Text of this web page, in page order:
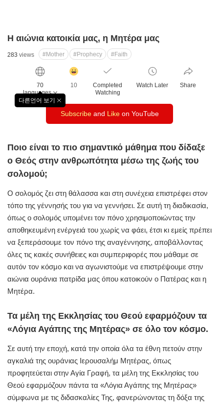
Η αιώνια κατοικία μας, η Μητέρα μας
283 views #Mother #Prophecy #Faith
70
languages
다른언어 보기
창
닫
기
수
10
Completed
Watching
Watch Later Share
Subscribeand Likeon YouTube
Ποιο είναι το πιο σημαντικό μάθημα που δίδαξε
ο Θεός στην ανθρωπότητα μέσω της ζωής του
σολομού;
Ο σολομός ζει στη θάλασσα και στη συνέχεια επιστρέφει στον
τόπο της γέννησής του για να γεννήσει. Σε αυτή τη διαδικασία,
όπως ο σολομός υπομένει τον πόνο χρησιμοποιώντας την
αποθηκευμένη ενέργειά του χωρίς να φάει, έτσι κι εμείς πρέπει
να ξεπεράσουμε τον πόνο της αναγέννησης, αποβάλλοντας
όλες τις κακές συνήθειες και συμπεριφορές που μάθαμε σε
αυτόν τον κόσμο και να αγωνιστούμε να επιστρέψουμε στην
αιώνια ουράνια πατρίδα μας όπου κατοικούν ο Πατέρας και η
Μητέρα.
Τα μέλη της Εκκλησίας του Θεού εφαρμόζουν τα
«Λόγια Αγάπης της Μητέρας» σε όλο τον κόσμο.
Σε αυτή την εποχή, κατά την οποία όλα τα έθνη πετούν στην
αγκαλιά της ουράνιας Ιερουσαλήμ Μητέρας, όπως
προφητεύεται στην Αγία Γραφή, τα μέλη της Εκκλησίας του
Θεού εφαρμόζουν πάντα τα «Λόγια Αγάπης της Μητέρας»
σύμφωνα με τις διδασκαλίες Της, φανερώνοντας τη δόξα της